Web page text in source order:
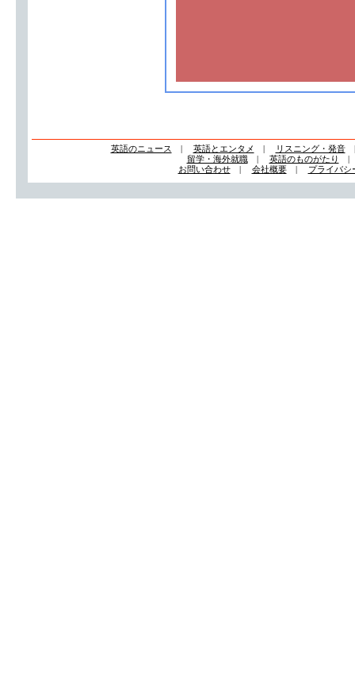
英語のニュース | 英語とエンタメ | リスニング・発音
留学・海外就職| 英語のものがたり
お問い合わせ| 会社概要| プライバシ